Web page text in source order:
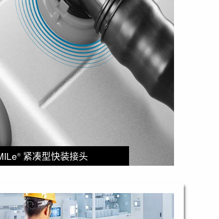
®紧凑型快装接头